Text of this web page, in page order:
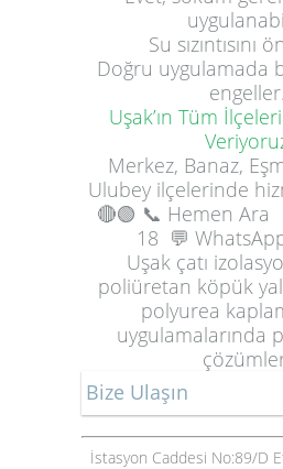
Su sızıntısını
Doğru uygulamada
engeller.
Uşak’ın Tüm
Merkez, Banaz,
Ulubey ilçelerinde
🔴🟢 📞 Hemen Ara
18 💬
Uşak çatı
poliüretan köpük
polyurea
uygulamalarında
Bize Ulaşın
İstasyon Caddesi No:89/D